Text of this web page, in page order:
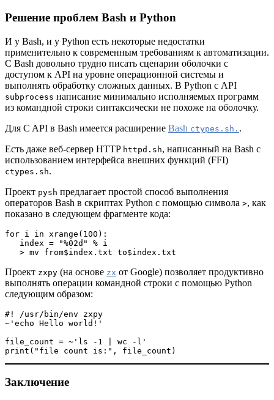
Решение проблем Bash и Python
И у Bash, и у Python есть некоторые недостатки
применительно к современным требованиям к автоматизации.
С Bash довольно трудно писать сценарии оболочки с
доступом к API на уровне операционной системы и
выполнять обработку сложных данных. В Python с API
subprocess написание минимально исполняемых программ
из командной строки синтаксически не похоже на оболочку.
Для C API в Bash имеется расширение Bash ctypes.sh. .
Есть даже веб-сервер HTTP httpd.sh, написанный на Bash с
использованием интерфейса внешних функций (FFI)
ctypes.sh.
Проект pysh предлагает простой способ выполнения
операторов Bash в скриптах Python с помощью символа >, как
показано в следующем фрагменте кода:
for i in xrange(100):
   index = "%02d" % i
   > mv from$index.txt to$index.txt
Проект zxpy (на основе zx от Google) позволяет продуктивно
выполнять операции командной строки с помощью Python
следующим образом:
#! /usr/bin/env zxpy
~'echo Hello world!'
file_count = ~'ls -1 | wc -l'
print("file count is:", file_count)
Заключение